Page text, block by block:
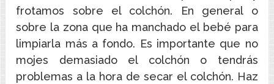
frotamos sobre el colchón. En general o
sobre la zona que ha manchado el bebé para
limpiarla más a fondo. Es importante que no
mojes demasiado el colchón o tendrás
problemas a la hora de secar el colchón. Haz